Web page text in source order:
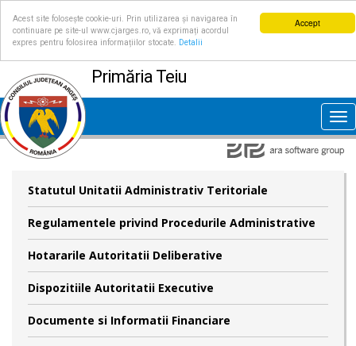
Accept
Acest site folosește cookie-uri. Prin utilizarea și navigarea în
continuare pe site-ul www.cjarges.ro, vă exprimați acordul
expres pentru folosirea informațiilor stocate.
Detalii
Primăria Teiu
Statutul Unitatii Administrativ Teritoriale
Regulamentele privind Procedurile Administrative
Hotararile Autoritatii Deliberative
Dispozitiile Autoritatii Executive
Documente si Informatii Financiare